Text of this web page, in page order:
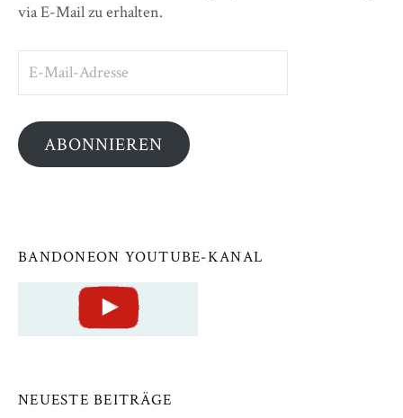
via E-Mail zu erhalten.
E-
ABONNIEREN
BANDONEON YOUTUBE-KANAL
NEUESTE BEITRÄGE